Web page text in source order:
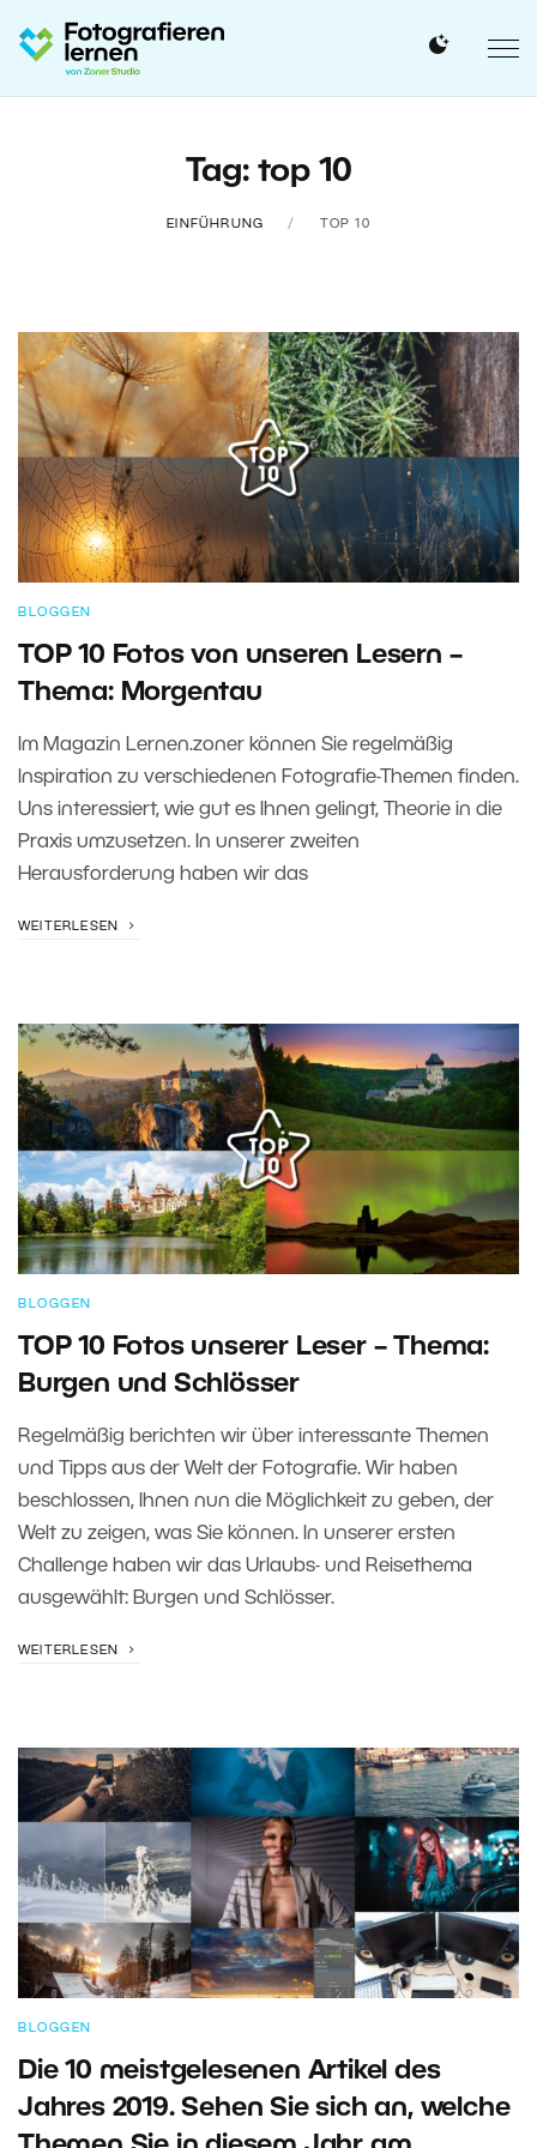
Tag: top 10
EINFÜHRUNG TOP 10
BLOGGEN
TOP 10 Fotos von unseren Lesern –
Thema: Morgentau
Im Magazin Lernen.zoner können Sie regelmäßig
Inspiration zu verschiedenen Fotografie-Themen finden.
Uns interessiert, wie gut es Ihnen gelingt, Theorie in die
Praxis umzusetzen. In unserer zweiten
Herausforderung haben wir das
WEITERLESEN
BLOGGEN
TOP 10 Fotos unserer Leser – Thema:
Burgen und Schlösser
Regelmäßig berichten wir über interessante Themen
und Tipps aus der Welt der Fotografie. Wir haben
beschlossen, Ihnen nun die Möglichkeit zu geben, der
Welt zu zeigen, was Sie können. In unserer ersten
Challenge haben wir das Urlaubs- und Reisethema
ausgewählt: Burgen und Schlösser.
WEITERLESEN
BLOGGEN
Die 10 meistgelesenen Artikel des
Jahres 2019. Sehen Sie sich an, welche